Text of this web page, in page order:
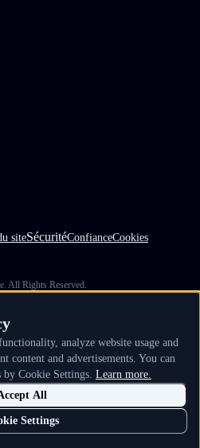
siteSécuritéConfianceCookies
All Rights Reserved.
analyze website usage and
content and advertisements. You can
by Cookie Settings. Learn more.
Settings
All